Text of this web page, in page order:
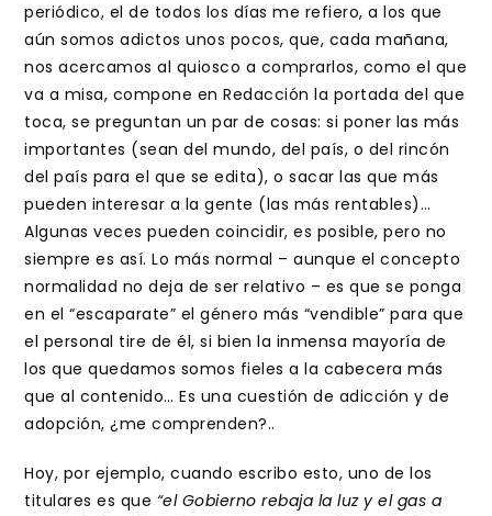
periódico, el de todos los días me refiero, a los que
aún somos adictos unos pocos, que, cada mañana,
nos acercamos al quiosco a comprarlos, como el que
va a misa, compone en Redacción la portada del que
toca, se preguntan un par de cosas: si poner las más
importantes (sean del mundo, del país, o del rincón
del país para el que se edita), o sacar las que más
pueden interesar a la gente (las más rentables)…
Algunas veces pueden coincidir, es posible, pero no
siempre es así. Lo más normal – aunque el concepto
normalidad no deja de ser relativo – es que se ponga
en el “escaparate” el género más “vendible” para que
el personal tire de él, si bien la inmensa mayoría de
los que quedamos somos fieles a la cabecera más
que al contenido… Es una cuestión de adicción y de
adopción, ¿me comprenden?..
Hoy, por ejemplo, cuando escribo esto, uno de los
titulares es que “el Gobierno rebaja la luz y el gas a